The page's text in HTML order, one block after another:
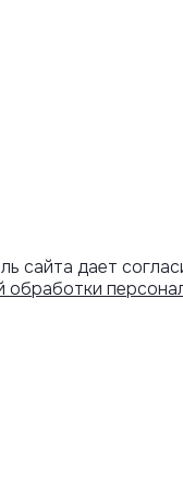
сайта дает
обработки